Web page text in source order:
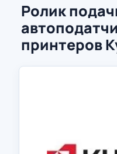
Ролик
принтеров